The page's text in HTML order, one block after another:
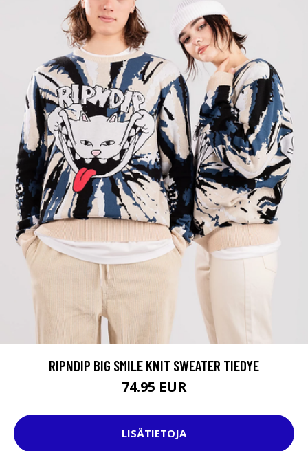
RIPNDIP BIG SMILE KNIT SWEATER TIEDYE
74.95 EUR
LISÄTIETOJA